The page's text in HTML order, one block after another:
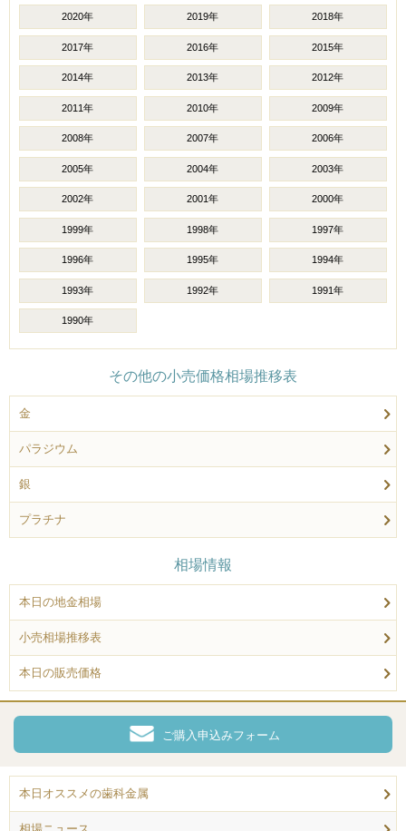
2020年 2019年 2018年
2017年 2016年 2015年
2014年 2013年 2012年
2011年 2010年 2009年
2008年 2007年 2006年
2005年 2004年 2003年
2002年 2001年 2000年
1999年 1998年 1997年
1996年 1995年 1994年
1993年 1992年 1991年
1990年
その他の小売価格相場推移表
金
パラジウム
銀
プラチナ
相場情報
本日の地金相場
小売相場推移表
本日の販売価格
ご購入申込みフォーム
本日オススメの歯科金属